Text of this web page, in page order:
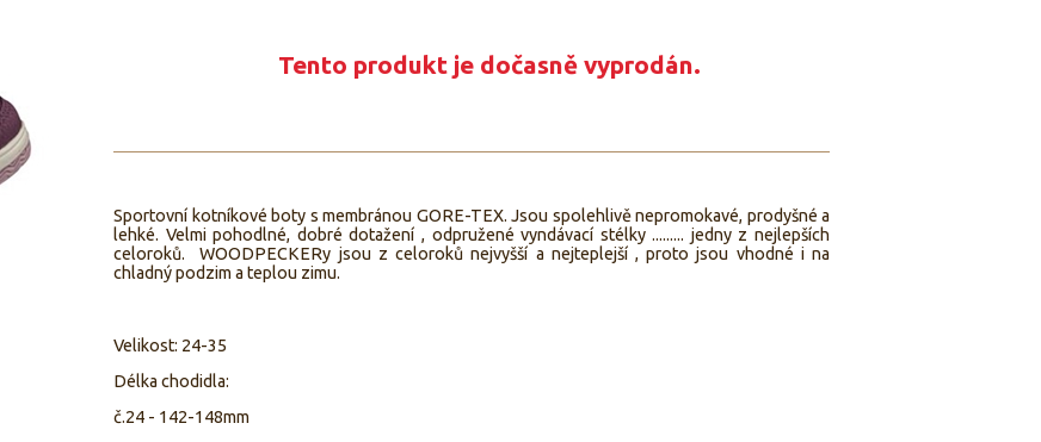
Tento produkt je dočasně vyprodán.
Sportovní kotníkové boty s membránou GORE-TEX. Jsou spolehlivě nepromokavé, prodyšné a
lehké. Velmi pohodlné, dobré dotažení , odpružené vyndávací stélky ......... jedny z nejlepších
celoroků. WOODPECKERy jsou z celoroků nejvyšší a nejteplejší , proto jsou vhodné i na
chladný podzim a teplou zimu.
Velikost: 24-35
Délka chodidla:
č.24 - 142-148mm